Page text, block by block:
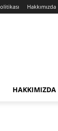
Hakkımızda
HAKKIMIZDA